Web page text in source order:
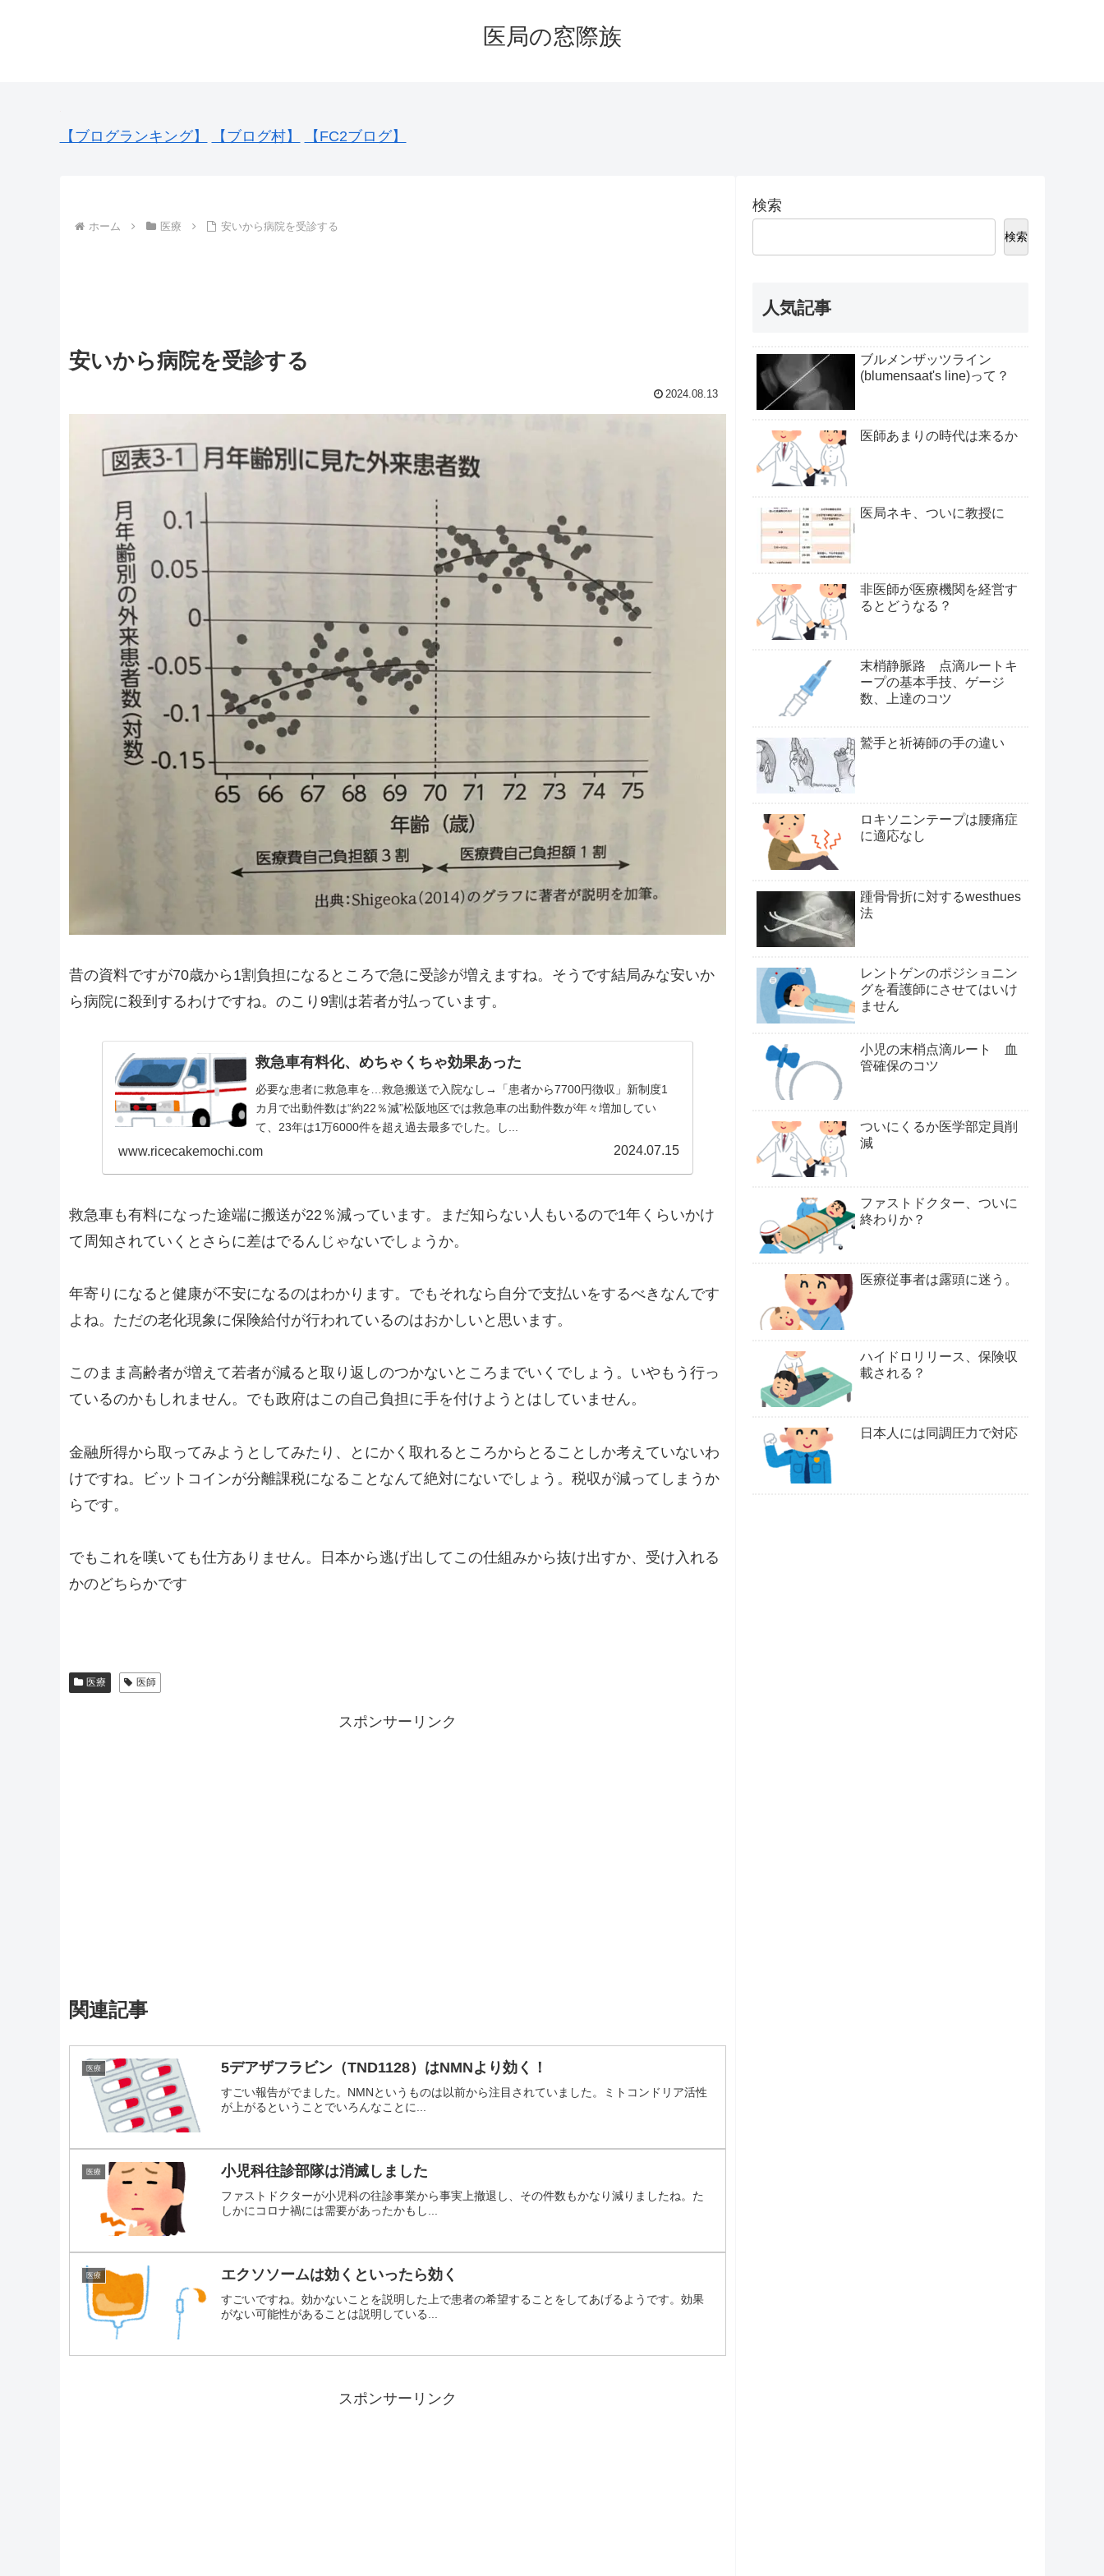
医局の窓際族
【ブログランキング】 【ブログ村】 【FC2ブログ】
ホーム 医療 安いから病院を受診する
安いから病院を受診する
2024.08.13
昔の資料ですが70歳から1割負担になるところで急に受診が増えますね。そうです結局みな安いか
ら病院に殺到するわけですね。のこり9割は若者が払っています。
救急車有料化、めちゃくちゃ効果あった
必要な患者に救急車を…救急搬送で入院なし→「患者から7700円徴収」新制度1
カ月で出動件数は“約22％減”松阪地区では救急車の出動件数が年々増加してい
て、23年は1万6000件を超え過去最多でした。し...
www.ricecakemochi.com 2024.07.15
救急車も有料になった途端に搬送が22％減っています。まだ知らない人もいるので1年くらいかけ
て周知されていくとさらに差はでるんじゃないでしょうか。
年寄りになると健康が不安になるのはわかります。でもそれなら自分で支払いをするべきなんです
よね。ただの老化現象に保険給付が行われているのはおかしいと思います。
このまま高齢者が増えて若者が減ると取り返しのつかないところまでいくでしょう。いやもう行っ
ているのかもしれません。でも政府はこの自己負担に手を付けようとはしていません。
金融所得から取ってみようとしてみたり、とにかく取れるところからとることしか考えていないわ
けですね。ビットコインが分離課税になることなんて絶対にないでしょう。税収が減ってしまうか
らです。
でもこれを嘆いても仕方ありません。日本から逃げ出してこの仕組みから抜け出すか、受け入れる
かのどちらかです
医療 医師
スポンサーリンク
関連記事
医療 5デアザフラビン（TND1128）はNMNより効く！
すごい報告がでました。NMNというものは以前から注目されていました。ミトコンドリア活性
が上がるということでいろんなことに...
医療 小児科往診部隊は消滅しました
ファストドクターが小児科の往診事業から事実上撤退し、その件数もかなり減りましたね。た
しかにコロナ禍には需要があったかもし...
医療 エクソソームは効くといったら効く
すごいですね。効かないことを説明した上で患者の希望することをしてあげるようです。効果
がない可能性があることは説明している...
スポンサーリンク
検索
検索
人気記事
ブルメンザッツライン
(blumensaat's line)って？
医師あまりの時代は来るか
医局ネキ、ついに教授に
非医師が医療機関を経営す
るとどうなる？
末梢静脈路 点滴ルートキ
ープの基本手技、ゲージ
数、上達のコツ
鷲手と祈祷師の手の違い
ロキソニンテープは腰痛症
に適応なし
踵骨骨折に対するwesthues
法
レントゲンのポジショニン
グを看護師にさせてはいけ
ません
小児の末梢点滴ルート 血
管確保のコツ
ついにくるか医学部定員削
減
ファストドクター、ついに
終わりか？
医療従事者は露頭に迷う。
ハイドロリリース、保険収
載される？
日本人には同調圧力で対応